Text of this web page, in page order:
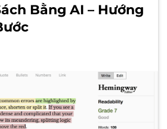
Bằng AI – Hướng